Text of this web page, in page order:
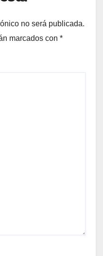
no será publicada.
marcados con *